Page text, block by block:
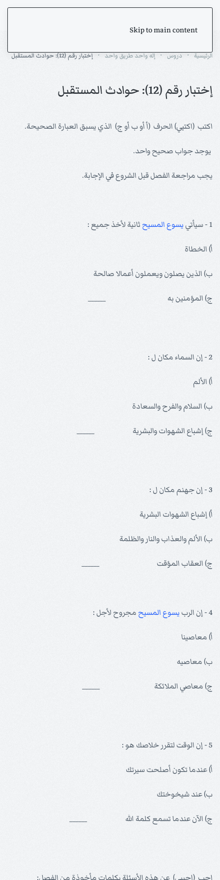
Skip to main content
الرئيسية دروس إله واحد طريق واحد إختبار رقم (12): حوادث المستقبل
إختبار رقم (12): حوادث المستقبل
اكتب (اكتبي) الحرف (أ أو ب أو ج) الذي يسبق العبارة الصحيحة.
يوجد جواب صحيح واحد.
يجب مراجعة الفصل قبل الشروع في الإجابة.
1 - سيأتي يسوع المسيح ثانية لأخذ جميع :
أ) الخطاة
ب) الذين يصلون ويعملون أعمالا صالحة
ج) المؤمنين به ______
2 - إن السماء مكان ل :
أ) الألم
ب) السلام والفرح والسعادة
ج) إشباع الشهوات والبشرية ______
3 - إن جهنم مكان ل :
أ) إشباع الشهوات البشرية
ب) الألم والعذاب والنار والظلمة
ج) العقاب المؤقت ______
4 - إن الرب يسوع المسيح مجروح لأجل :
أ) معاصينا
ب) معاصيه
ج) معاصي الملائكة ______
5 - إن الوقت لتقرر خلاصك هو :
أ) عندما تكون أصلحت سيرتك
ب) عند شيخوختك
ج) الآن عندما تسمع كلمة الله ______
اجب (اجيبي) عن هذه الأسئلة بكلمات مأخوذة من الفصل: